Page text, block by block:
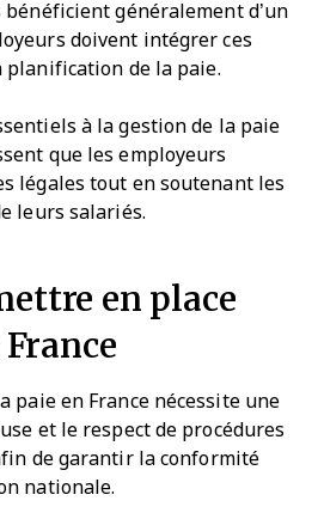
généralement d’un
doivent intégrer ces
planification de la paie.
à la gestion de la paie
que les employeurs
légales tout en soutenant les
leurs salariés.
en place
paie en France nécessite une
et le respect de procédures
de garantir la conformité
nationale.